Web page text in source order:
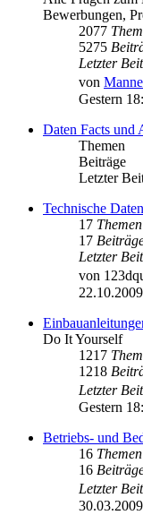
Bewerbungen,
2077
5275
Letzter
von
Gestern
Daten Facts und
Themen
Beiträge
Letzter
Technische
17 Themen
17
Letzter
von
Do It Yourself
1217
1218
Letzter
Gestern
Betriebs- und
16 Themen
16
Letzter